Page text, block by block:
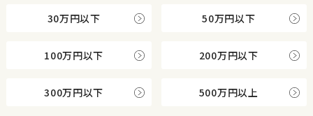
30万円以下 50万円以下
100万円以下 200万円以下
300万円以下 500万円以上